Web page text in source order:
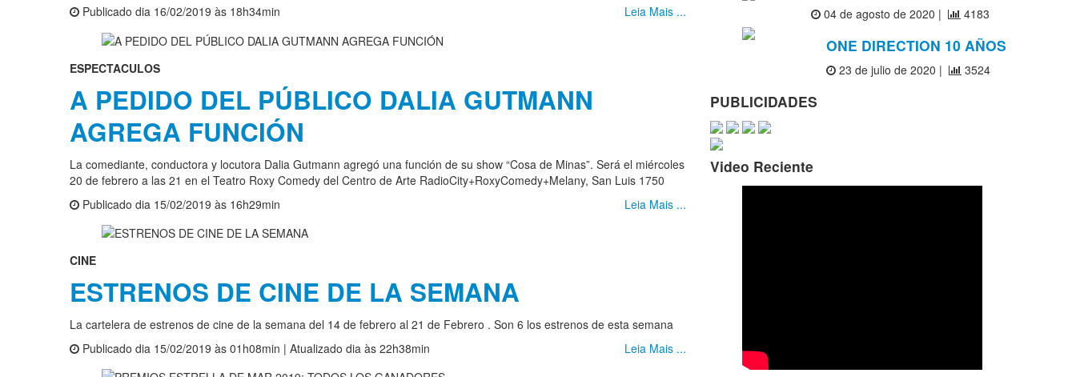
Publicado dia 16/02/2019 às 18h34min
Leia Mais ...
ESPECTACULOS
A PEDIDO DEL PÚBLICO DALIA GUTMANN
AGREGA FUNCIÓN
La comediante, conductora y locutora Dalia Gutmann agregó una función de su show “Cosa de Minas”. Será el miércoles
20 de febrero a las 21 en el Teatro Roxy Comedy del Centro de Arte RadioCity+RoxyComedy+Melany, San Luis 1750
Publicado dia 15/02/2019 às 16h29min
Leia Mais ...
CINE
ESTRENOS DE CINE DE LA SEMANA
La cartelera de estrenos de cine de la semana del 14 de febrero al 21 de Febrero . Son 6 los estrenos de esta semana
Publicado dia 15/02/2019 às 01h08min | Atualizado dia às 22h38min
Leia Mais ...
04 de agosto de 2020 | 4183
ONE DIRECTION 10 AÑOS
23 de julio de 2020 | 3524
PUBLICIDADES
Video Reciente